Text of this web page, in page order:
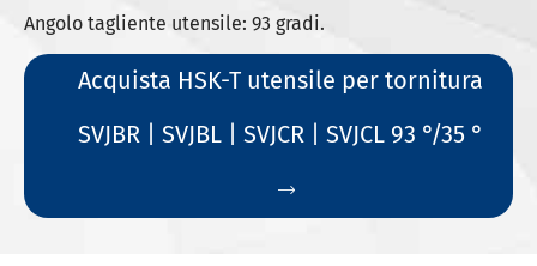
Angolo tagliente utensile: 93 gradi.
Acquista HSK-T utensile per tornitura
SVJBR | SVJBL | SVJCR | SVJCL 93 °/35 °
